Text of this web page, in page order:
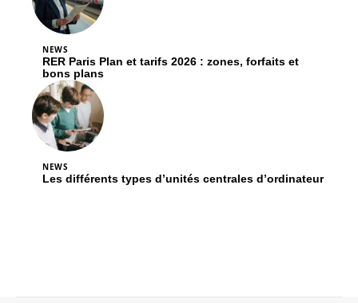
NEWS
RER Paris Plan et tarifs 2026 : zones, forfaits et
bons plans
NEWS
Les différents types d’unités centrales d’ordinateur